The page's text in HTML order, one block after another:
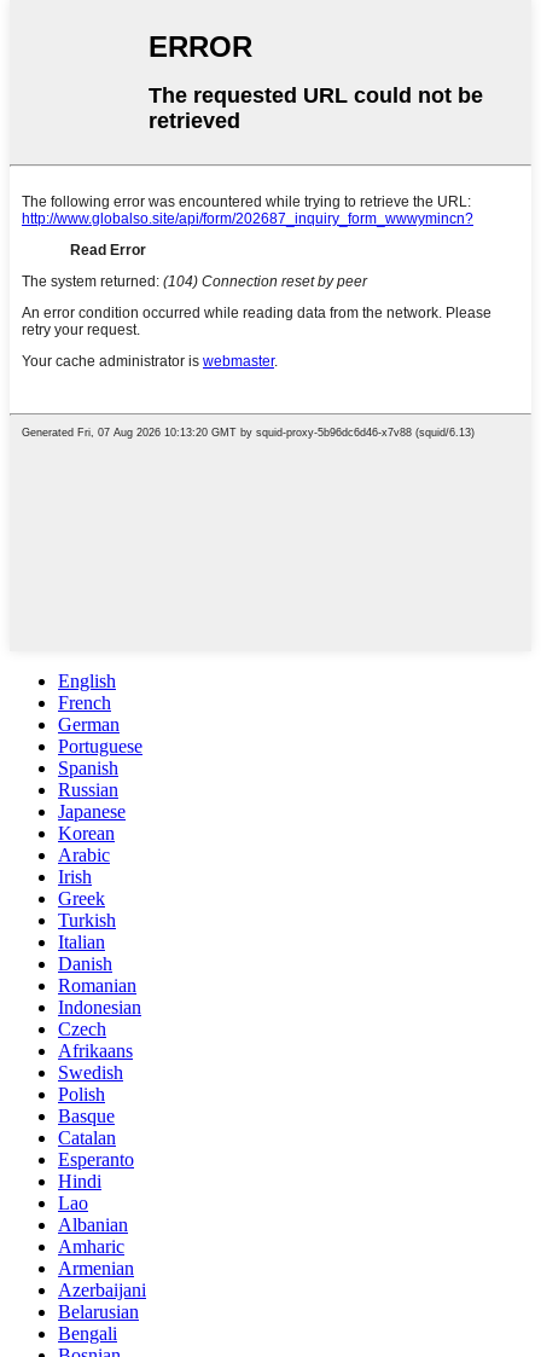
English
French
German
Portuguese
Spanish
Russian
Japanese
Korean
Arabic
Irish
Greek
Turkish
Italian
Danish
Romanian
Indonesian
Czech
Afrikaans
Swedish
Polish
Basque
Catalan
Esperanto
Hindi
Lao
Albanian
Amharic
Armenian
Azerbaijani
Belarusian
Bengali